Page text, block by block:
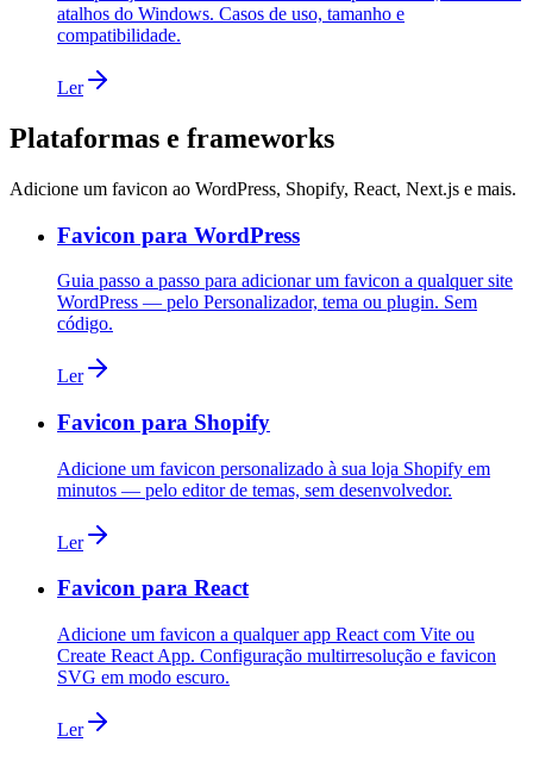
atalhos do Windows. Casos de uso, tamanho e
compatibilidade.
Ler
Plataformas e frameworks
Adicione um favicon ao WordPress, Shopify, React, Next.js e mais.
Favicon para WordPress
Guia passo a passo para adicionar um favicon a qualquer site
WordPress — pelo Personalizador, tema ou plugin. Sem
código.
Ler
Favicon para Shopify
Adicione um favicon personalizado à sua loja Shopify em
minutos — pelo editor de temas, sem desenvolvedor.
Ler
Favicon para React
Adicione um favicon a qualquer app React com Vite ou
Create React App. Configuração multirresolução e favicon
SVG em modo escuro.
Ler